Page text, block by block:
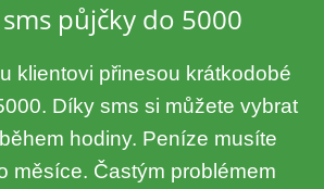
půjčky do 5000
klientovi přinesou krátkodobé
Díky sms si můžete vybrat
hodiny. Peníze musíte
měsíce. Častým problémem